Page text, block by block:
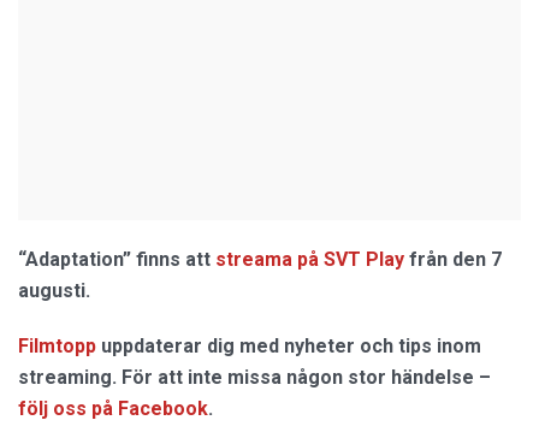
“Adaptation” finns att streama på SVT Play från den 7
augusti.
Filmtopp uppdaterar dig med nyheter och tips inom
streaming. För att inte missa någon stor händelse –
följ oss på Facebook.